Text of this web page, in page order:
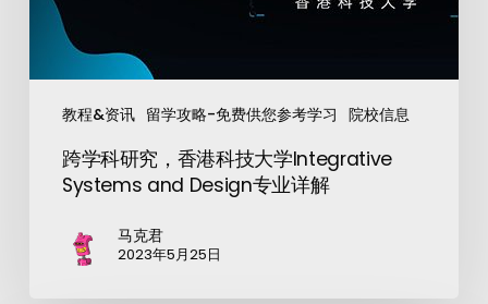
教程&资讯 留学攻略-免费供您参考学习 院校信息
跨学科研究，香港科技大学Integrative
Systems and Design专业详解
马克君
2023年5月25日